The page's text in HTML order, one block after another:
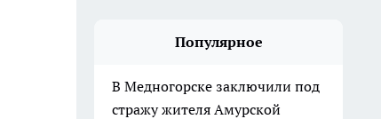
Популярное
В Медногорске заключили под
стражу жителя Амурской